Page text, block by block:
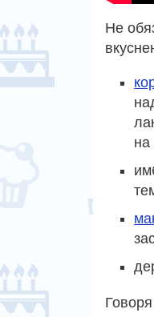
Не
на